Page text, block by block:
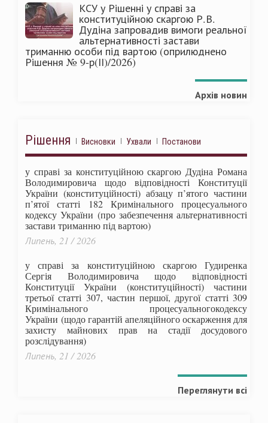
КСУ у Рішенні у справі за
конституційною скаргою Р.В.
Дудіна запровадив вимоги реальної
альтернативності застави
триманню особи під вартою (оприлюднено
Рішення № 9-р(ІІ)/2026)
Архів новин
Рішення Висновки Ухвали Постанови
у справі за конституційною скаргою Дудіна Романа
Володимировича щодо відповідності Конституції
України (конституційності) абзацу п’ятого частини
п’ятої статті 182 Кримінального процесуального
кодексу України (про забезпечення альтернативності
застави триманню під вартою)
Липень, 21 / 2026
у справі за конституційною скаргою Гудиренка
Сергія Володимировича щодо відповідності
Конституції України (конституційності) частини
третьої статті 307, частин першої, другої статті 309
Кримінального процесуальногокодексу
України (щодо гарантій апеляційного оскарження для
захисту майнових прав на стадії досудового
розслідування)
Липень, 21 / 2026
Переглянути всі